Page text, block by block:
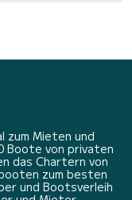
zum Mieten und
Boote von privaten
das Chartern von
zum besten
und Bootsverleih